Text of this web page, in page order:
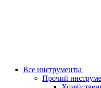
Все инструменты
Прочий